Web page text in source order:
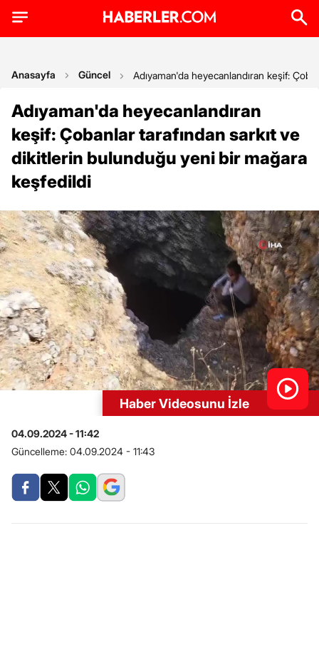
Anasayfa Güncel Adıyaman'da heyecanlandıran keşif:
Adıyaman'da heyecanlandıran
keşif: Çobanlar tarafından sarkıt ve
dikitlerin bulunduğu yeni bir mağara
keşfedildi
Haber Videosunu İzle
04.09.2024 - 11:42
Güncelleme: 04.09.2024 - 11:43